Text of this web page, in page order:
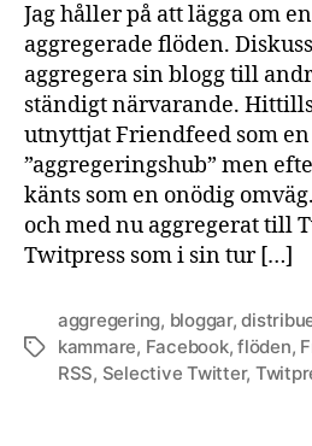
Jag håller på att lägga om
aggregerade flöden.
aggregera sin blogg till
ständigt närvarande.
utnyttjat Friendfeed som en
”aggregeringshub” men
känts som en onödig
och med nu aggregerat till
Twitpress som i sin tur […]
Etiketter
aggregering, bloggar,
kammare, Facebook,flöden,
RSS, Selective Twitter,